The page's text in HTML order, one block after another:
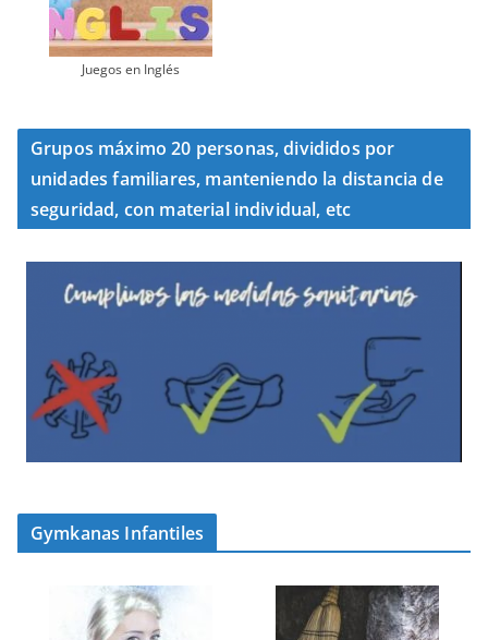
Juegos en Inglés
Grupos máximo 20 personas, divididos por
unidades familiares, manteniendo la distancia de
seguridad, con material individual, etc
Gymkanas Infantiles